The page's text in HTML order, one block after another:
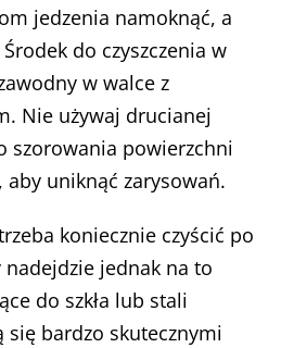
jedzenia namoknąć, a
do czyszczenia w
w walce z
Nie używaj drucianej
szorowania powierzchni
uniknąć zarysowań.
koniecznie czyścić po
jednak na to
do szkła lub stali
się bardzo skutecznymi